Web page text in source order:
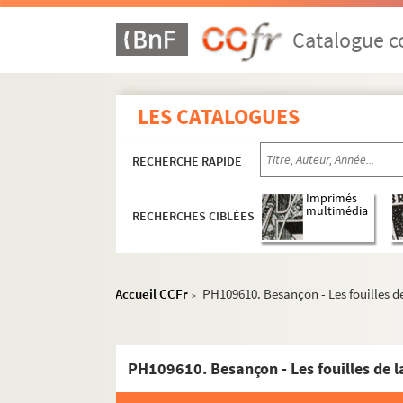
Catalogue
LES CATALOGUES
RECHERCHE RAPIDE
RECHERCHES CIBLÉES
Imprimés
multimédia
Accueil CCFr > PH109610. Besançon - Les fouilles
PH154-PH427
PH675-PH866
PH941-PH999
PH109001-PH109282